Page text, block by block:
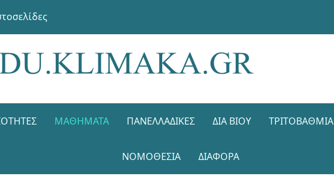
ΜΑΘΉΜΑΤΑ ΠΑΝΕΛΛΑΔΙΚΈΣ ΔΙΑ ΒΊΟΥ ΤΡΙΤΟΒΆΘΜΙΑ
ΝΟΜΟΘΕΣΊΑ ΔΙΑΦΟΡΑ